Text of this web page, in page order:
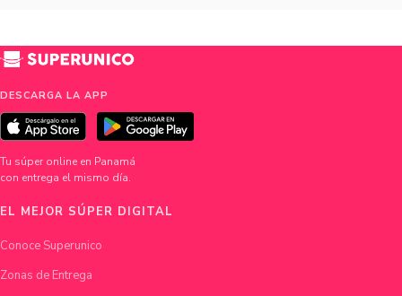
DESCARGA LA APP
Tu súper online en Panamá
con entrega el mismo día.
EL MEJOR SÚPER DIGITAL
Conoce Superunico
Zonas de Entrega